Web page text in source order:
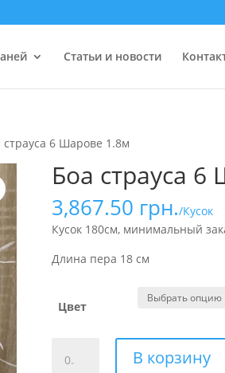
Статьи и новости
страуса 6 Шарове 1.8м
Боа страуса
3,867.50 грн./Кусок
Кусок 180см, минимальный
Длина пера 18 см
Цвет
товара
В корзину